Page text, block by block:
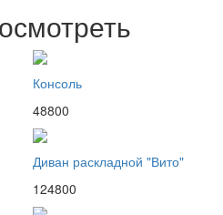
Консоль
48800
Диван раскладной "Вито"
124800